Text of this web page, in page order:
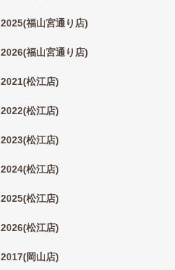
2025(福山宮通り店)
2026(福山宮通り店)
2021(松江店)
2022(松江店)
2023(松江店)
2024(松江店)
2025(松江店)
2026(松江店)
2017(岡山店)